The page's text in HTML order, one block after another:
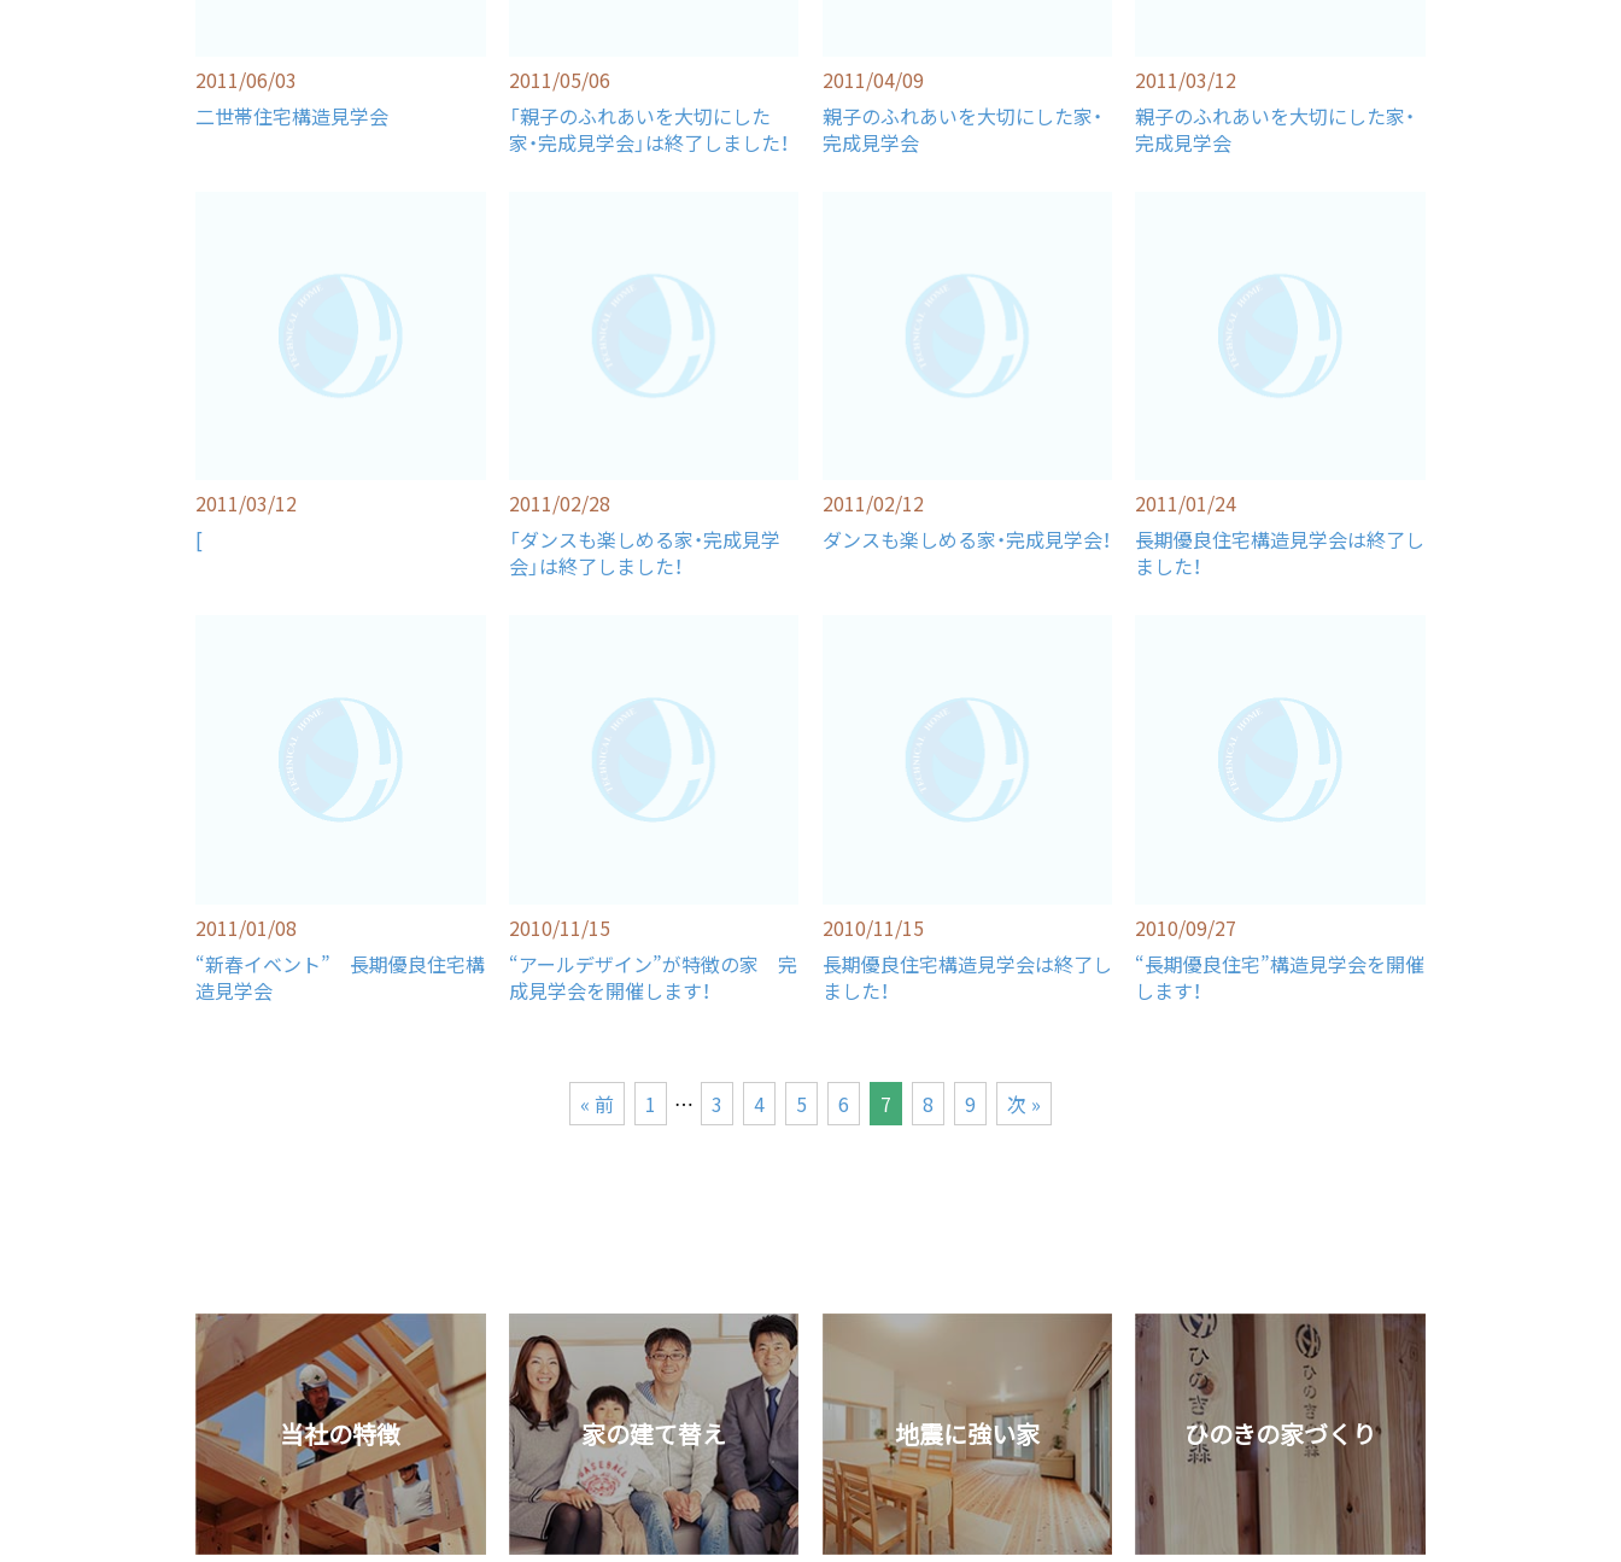
2011/06/03
二世帯住宅構造見学会
2011/05/06
「親子のふれあいを大切にした
家・完成見学会」は終了しました！
2011/04/09
親子のふれあいを大切にした家・
完成見学会
2011/03/12
親子のふれあいを大切にした家・
完成見学会
2011/03/12
[
2011/02/28
「ダンスも楽しめる家・完成見学
会」は終了しました！
2011/02/12
ダンスも楽しめる家・完成見学会！
2011/01/24
長期優良住宅構造見学会は終了し
ました！
2011/01/08
“新春イベント” 長期優良住宅構
造見学会
2010/11/15
“アールデザイン”が特徴の家 完
成見学会を開催します！
2010/11/15
長期優良住宅構造見学会は終了し
ました！
2010/09/27
“長期優良住宅”構造見学会を開催
します！
« 前 1 … 3 4 5 6 7 8 9 次 »
当社の特徴 家の建て替え 地震に強い家 ひのきの家づくり